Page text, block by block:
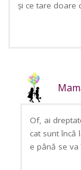
și ce tare doare
Of, ai
cat sunt încă
e până se